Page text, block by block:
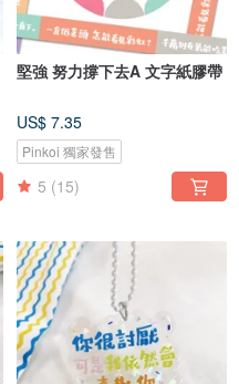
堅強 努力撐下去A 文字紙膠帶
US$ 7.35
Pinkoi 獨家發售
5 (15)